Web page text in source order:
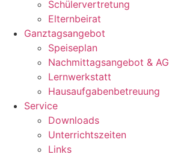
Schülervertretung
Elternbeirat
Ganztagsangebot
Speiseplan
Nachmittagsangebot & AG
Lernwerkstatt
Hausaufgabenbetreuung
Service
Downloads
Unterrichtszeiten
Links